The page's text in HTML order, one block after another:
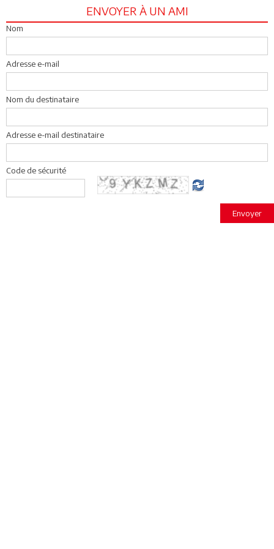
ENVOYER À UN AMI
Nom
Adresse e-mail
Nom du destinataire
Adresse e-mail destinataire
Code de sécurité
Envoyer